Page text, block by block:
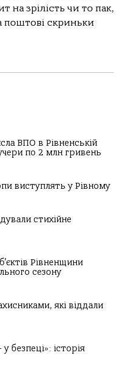
на зрілість чи то пак,
поштові скриньки
ВПО в Рівненській
по 2 млн гривень
виступлять у Рівному
стихійне
Рівненщини
сезону
які віддали
безпеці»: історія